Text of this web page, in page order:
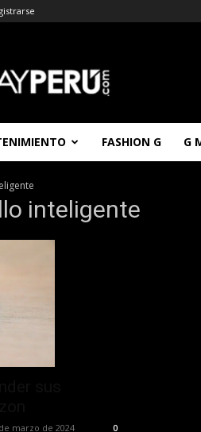
|
Chat
Gay
Gratis
FASHION G G
inteligente
marzo de 2024 0